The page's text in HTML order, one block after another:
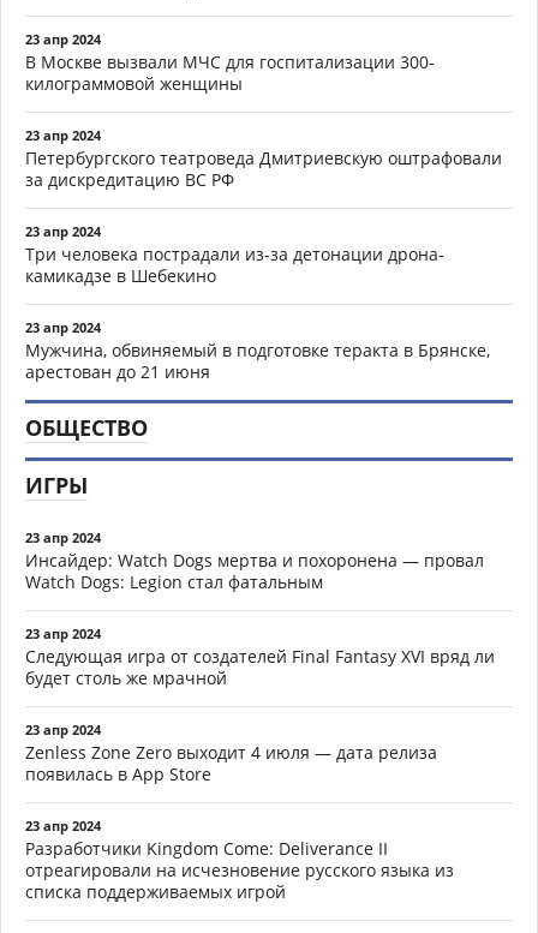
23 апр 2024
В Москве вызвали МЧС для госпитализации 300-
килограммовой женщины
23 апр 2024
Петербургского театроведа Дмитриевскую оштрафовали
за дискредитацию ВС РФ
23 апр 2024
Три человека пострадали из-за детонации дрона-
камикадзе в Шебекино
23 апр 2024
Мужчина, обвиняемый в подготовке теракта в Брянске,
арестован до 21 июня
ОБЩЕСТВО
ИГРЫ
23 апр 2024
Инсайдер: Watch Dogs мертва и похоронена — провал
Watch Dogs: Legion стал фатальным
23 апр 2024
Следующая игра от создателей Final Fantasy XVI вряд ли
будет столь же мрачной
23 апр 2024
Zenless Zone Zero выходит 4 июля — дата релиза
появилась в App Store
23 апр 2024
Разработчики Kingdom Come: Deliverance II
отреагировали на исчезновение русского языка из
списка поддерживаемых игрой